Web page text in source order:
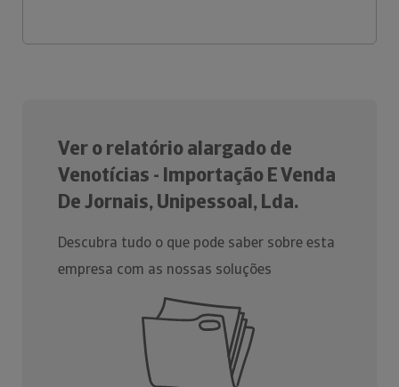
Ver o relatório alargado de
Venotícias - Importação E Venda
De Jornais, Unipessoal, Lda.
Descubra tudo o que pode saber sobre esta
empresa com as nossas soluções